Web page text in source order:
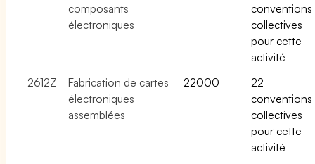
composants
électroniques
conventions
collectives
pour cette
activité
2612Z
Fabrication de cartes
électroniques
assemblées
22000
22
conventions
collectives
pour cette
activité